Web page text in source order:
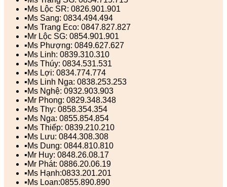
▪️Ms Lộc SR: 0826.901.901
▪️Ms Sang: 0834.494.494
▪️Ms Trang Eco: 0847.827.827
▪️Mr Lộc SG: 0854.901.901
▪️Ms Phượng: 0849.627.627
▪️Ms Linh: 0839.310.310
▪️Ms Thúy: 0834.531.531
▪️Ms Lợi: 0834.774.774
▪️Ms Linh Nga: 0838.253.253
▪️Ms Nghệ: 0932.903.903
▪️Mr Phong: 0829.348.348
▪️Ms Thy: 0858.354.354
▪️Ms Nga: 0855.854.854
▪️Ms Thiếp: 0839.210.210
▪️Ms Lưu: 0844.308.308
▪️Ms Dung: 0844.810.810
▪️Mr Huy: 0848.26.08.17
▪️Mr Phát: 0886.20.06.19
▪️Ms Hạnh:0833.201.201
▪️Ms Loan:0855.890.890